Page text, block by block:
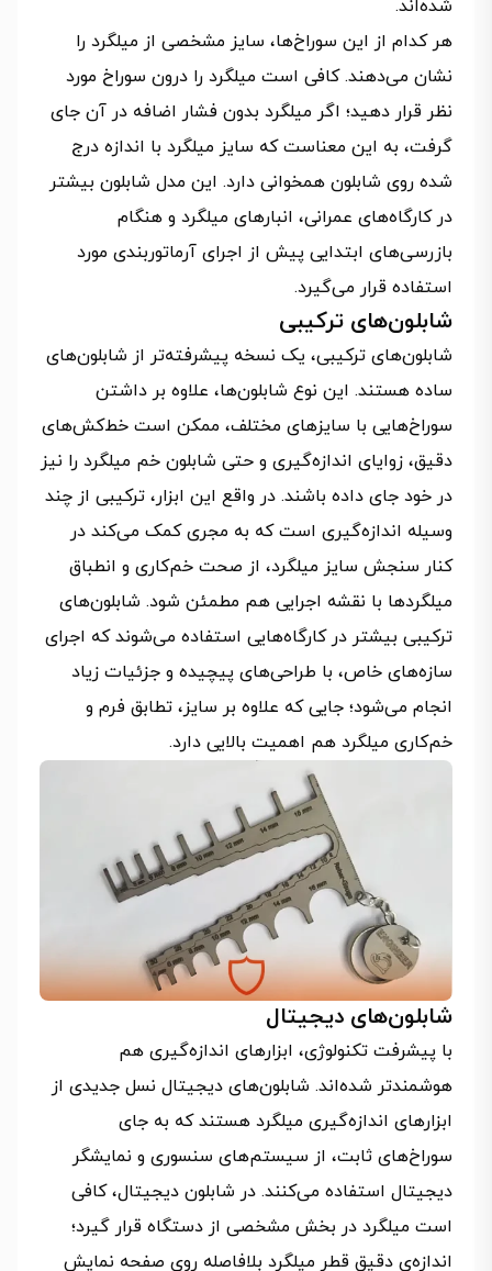
شده‌اند.
هر کدام از این سوراخ‌ها، سایز مشخصی از میلگرد را
نشان می‌دهند. کافی است میلگرد را درون سوراخ مورد
نظر قرار دهید؛ اگر میلگرد بدون فشار اضافه در آن جای
گرفت، به این معناست که سایز میلگرد با اندازه درج
شده روی شابلون همخوانی دارد. این مدل شابلون بیشتر
در کارگاه‌های عمرانی، انبارهای میلگرد و هنگام
بازرسی‌های ابتدایی پیش از اجرای آرماتوربندی مورد
استفاده قرار می‌گیرد.
شابلون‌های ترکیبی
شابلون‌های ترکیبی، یک نسخه پیشرفته‌تر از شابلون‌های
ساده هستند. این نوع شابلون‌ها، علاوه بر داشتن
سوراخ‌هایی با سایزهای مختلف، ممکن است خط‌کش‌های
دقیق، زوایای اندازه‌گیری و حتی شابلون خم میلگرد را نیز
در خود جای داده باشند. در واقع این ابزار، ترکیبی از چند
وسیله اندازه‌گیری است که به مجری کمک می‌کند در
کنار سنجش سایز میلگرد، از صحت خم‌کاری و انطباق
میلگردها با نقشه اجرایی هم مطمئن شود. شابلون‌های
ترکیبی بیشتر در کارگاه‌هایی استفاده می‌شوند که اجرای
سازه‌های خاص، با طراحی‌های پیچیده و جزئیات زیاد
انجام می‌شود؛ جایی که علاوه بر سایز، تطابق فرم و
خم‌کاری میلگرد هم اهمیت بالایی دارد.
شابلون‌های دیجیتال
با پیشرفت تکنولوژی، ابزارهای اندازه‌گیری هم
هوشمندتر شده‌اند. شابلون‌های دیجیتال نسل جدیدی از
ابزارهای اندازه‌گیری میلگرد هستند که به جای
سوراخ‌های ثابت، از سیستم‌های سنسوری و نمایشگر
دیجیتال استفاده می‌کنند. در شابلون دیجیتال، کافی
است میلگرد در بخش مشخصی از دستگاه قرار گیرد؛
اندازه‌ی دقیق قطر میلگرد بلافاصله روی صفحه نمایش